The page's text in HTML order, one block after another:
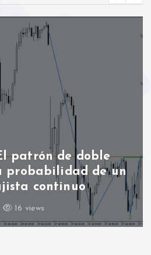
patrón de doble
probabilidad de un
continuo
16 views